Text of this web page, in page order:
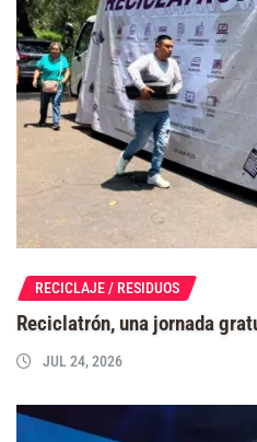
RECICLAJE / RESIDUOS
Reciclatrón, una jornada
JUL 24, 2026